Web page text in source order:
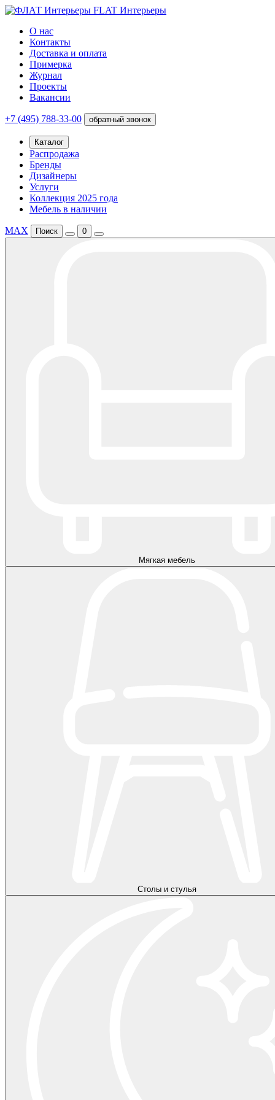
FLAT Интерьеры
О нас
Контакты
Доставка и оплата
Примерка
Журнал
Проекты
Вакансии
+7 (495) 788-33-00 обратный звонок
Каталог
Распродажа
Бренды
Дизайнеры
Услуги
Коллекция 2025 года
Мебель в наличии
MAX Поиск 0
Мягкая мебель
Столы и стулья